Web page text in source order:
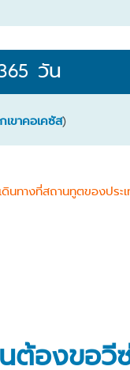
วัน
ขาคอเคซัส)
างที่สถานทูตของประเ
นต้องขอ